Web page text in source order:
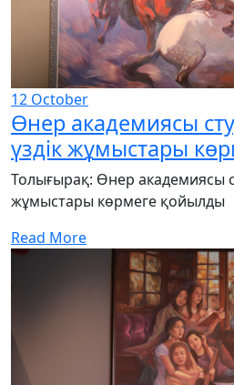
12 October
Өнер академиясы
үздік жұмыстары
Толығырақ: Өнер академиясы
жұмыстары көрмеге қойылды
Read More